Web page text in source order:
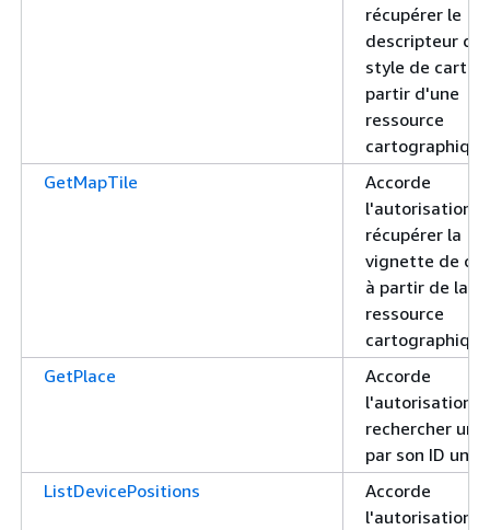
récupérer le
descripteur de
style de carte à
partir d'une
ressource
GetMapTile
Accorde
l'autorisation
récupérer la
vignette de
à partir de la
ressource
GetPlace
Accorde
l'autorisation
rechercher un
par son ID
ListDevicePositions
Accorde
l'autorisation